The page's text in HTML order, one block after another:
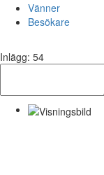
Vänner
Besökare
Inlägg: 54